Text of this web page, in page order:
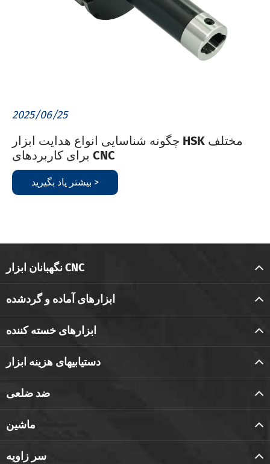
2025/06/25
چگونه شناسایی انواع هدایت ابزار HSK مختلف
برای کاربردهای CNC
بیشتر یاد بگیرید >
نگهبانان ابزار CNC
ابزارهای آماده و گردشده
ابزارهای خسته کننده
دستیابیهای هزینه ابزار
ضد ضلعی
ماشین
سر زاویه